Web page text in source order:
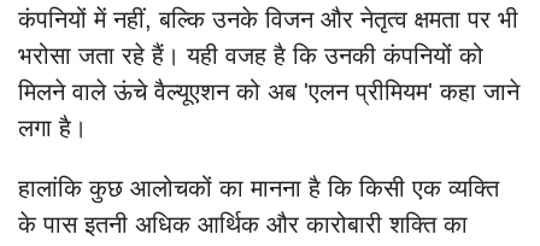
कंपनियों में नहीं, बल्कि उनके विजन और नेतृत्व क्षमता पर भी
भरोसा जता रहे हैं। यही वजह है कि उनकी कंपनियों को
मिलने वाले ऊंचे वैल्यूएशन को अब 'एलन प्रीमियम' कहा जाने
लगा है।
हालांकि कुछ आलोचकों का मानना है कि किसी एक व्यक्ति
के पास इतनी अधिक आर्थिक और कारोबारी शक्ति का